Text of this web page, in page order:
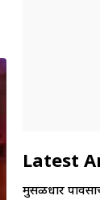
Latest
मुसळधार